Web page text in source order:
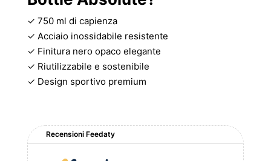
✓ 750 ml di capienza
✓ Acciaio inossidabile resistente
✓ Finitura nero opaco elegante
✓ Riutilizzabile e sostenibile
✓ Design sportivo premium
Recensioni Feedaty